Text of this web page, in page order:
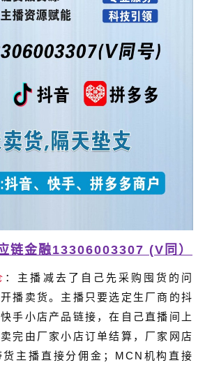
链金融13306003307 (V同）
：主播减去了自己先采购囤货的问
播卖货。主播只要选定生厂商的抖
手小店产品链接，在自己直播间上
完由厂家小店订单结算，厂家网店
主播直接分佣金；MCN机构直接